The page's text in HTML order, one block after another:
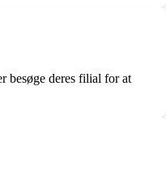
besøge deres filial for at